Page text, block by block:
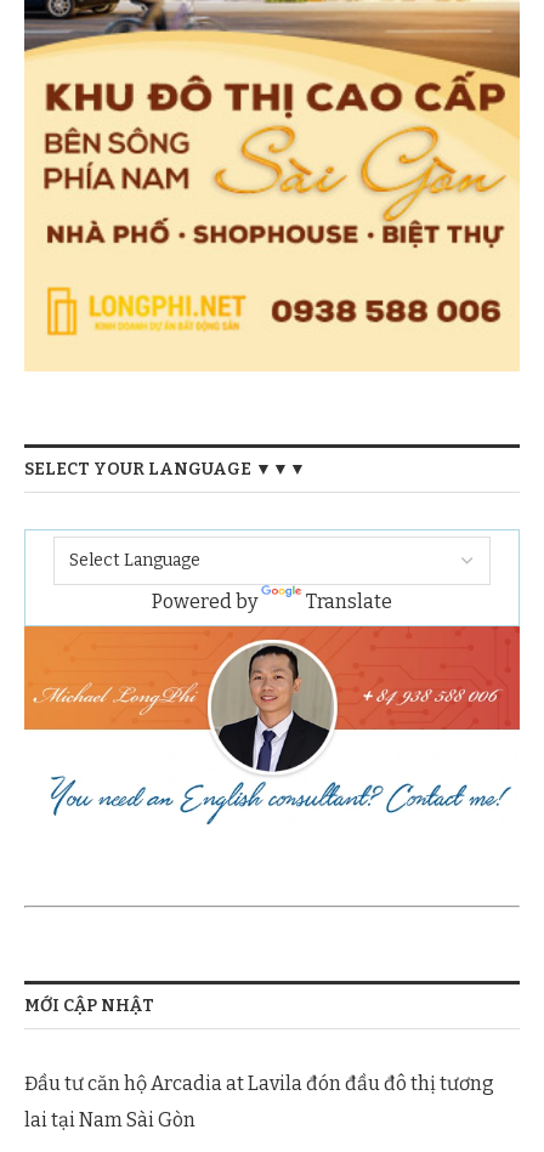
SELECT YOUR LANGUAGE ▼▼▼
Powered by Translate
MỚI CẬP NHẬT
Đầu tư căn hộ Arcadia at Lavila đón đầu đô thị tương
lai tại Nam Sài Gòn